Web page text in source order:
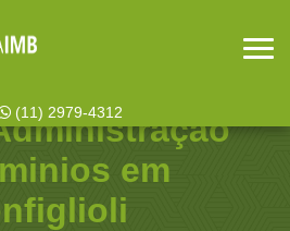
(11) 2979-4312
em